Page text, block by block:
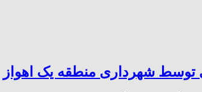
شهرداری منطقه یک اهواز